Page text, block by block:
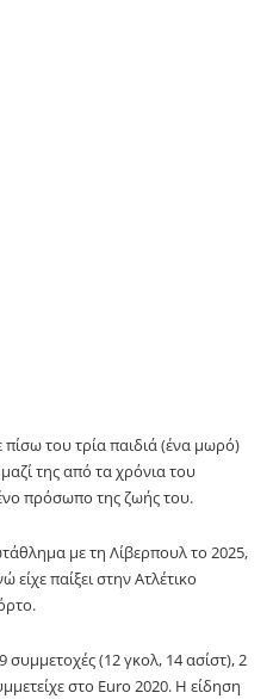
πίσω του τρία παιδιά (ένα μωρό)
της από τα χρόνια του
πρόσωπο της ζωής του.
με τη Λίβερπουλ το 2025,
παίξει στην Ατλέτικο
συμμετοχές (12 γκολ, 14 ασίστ), 2
στο Euro 2020. Η είδηση